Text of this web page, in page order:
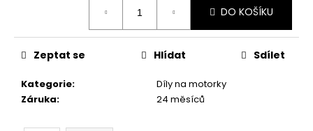
DO KOŠÍKU
Kategorie:
Díly na motorky
Záruka: 24 měsíců
Zeptat se Hlídat Sdílet
č
u
e
m